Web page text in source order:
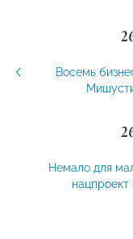
Восемь
Немало для